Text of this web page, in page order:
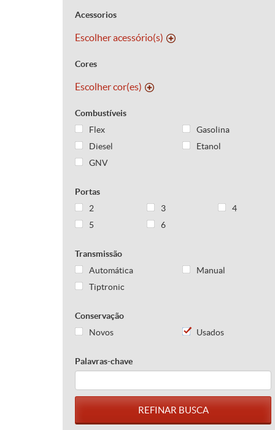
Acessorios
Escolher acessório(s)
Cores
Escolher cor(es)
Combustíveis
Flex
Gasolina
Diesel
Etanol
GNV
Portas
2
3
4
5
6
Transmissão
Automática
Manual
Tiptronic
Conservação
Novos
Usados
Palavras-chave